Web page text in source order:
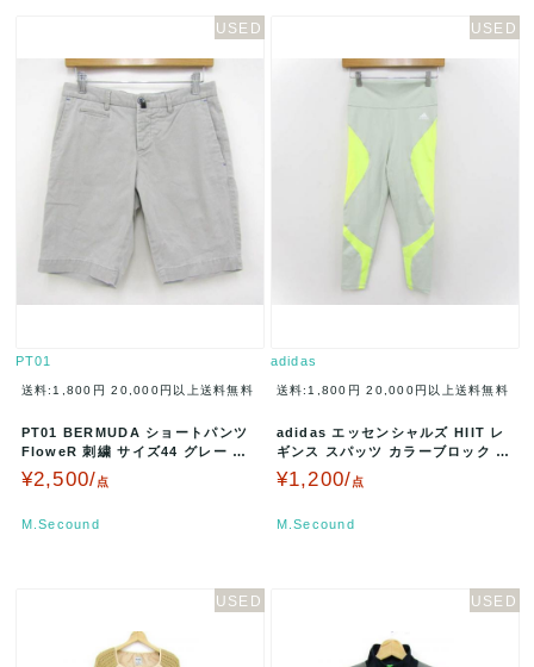
PT01
送料:1,800円 20,000円以上送料無料
PT01 BERMUDA ショートパンツ
FloweR 刺繍 サイズ44 グレー CB
YLFWEB7…
¥2,500/点
M.Secound
adidas
送料:1,800円 20,000円以上送料無料
adidas エッセンシャルズ HIIT レ
ギンス スパッツ カラーブロック サ
イズL ミントグリー…
¥1,200/点
M.Secound